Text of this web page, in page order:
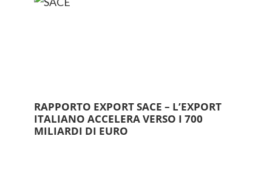
RAPPORTO EXPORT SACE – L’EXPORT
ITALIANO ACCELERA VERSO I 700
MILIARDI DI EURO